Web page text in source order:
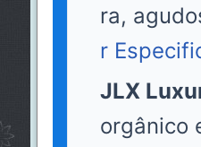
ra,
r
JLX
orgânico